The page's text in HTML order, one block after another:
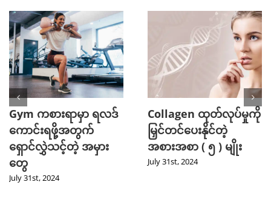
Gym ကစားရာမှာ ရလဒ်
ကောင်းရဖို့အတွက်
ရှောင်လွှဲသင့်တဲ့ အမှား
တွေ
July 31st, 2024
Collagen ထုတ်လုပ်မှုကို
မြှင်တင်ပေးနိုင်တဲ့
အစားအစာ ( ၅ ) မျိုး
July 31st, 2024